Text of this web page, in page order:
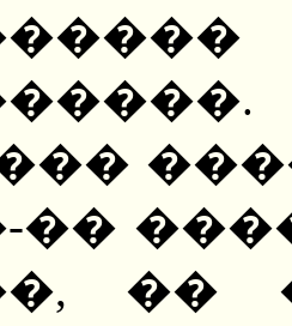
��
��